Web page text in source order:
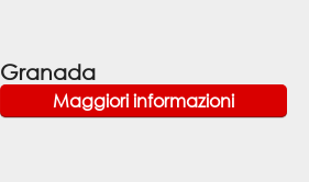
Granada
Maggiori informazioni